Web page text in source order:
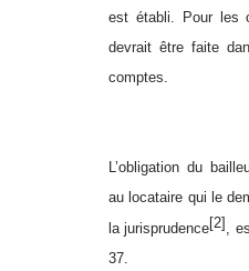
est établi. Pour les
devrait être faite
comptes.
L’obligation du
au locataire qui le
la jurisprudence[2],
37.